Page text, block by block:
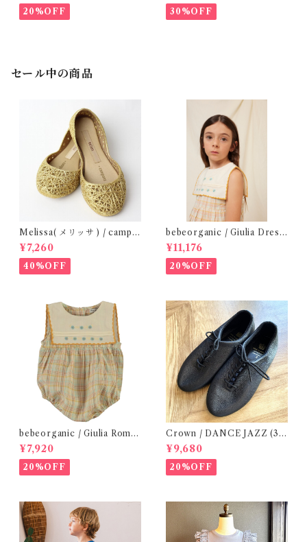
20%OFF 30%OFF
セール中の商品
Melissa( メリッサ ) / campa
na ( Gold )28-33
¥7,260
40%OFF
bebeorganic / Giulia Dress
Lagoon Check (2-6y)
¥11,176
20%OFF
bebeorganic / Giulia Romp
er Lagoon Check( 6・12ｍ)
¥7,920
20%OFF
Crown / DANCE JAZZ (3:2
2cm / 6:24-24,5 ) Black
¥9,680
20%OFF